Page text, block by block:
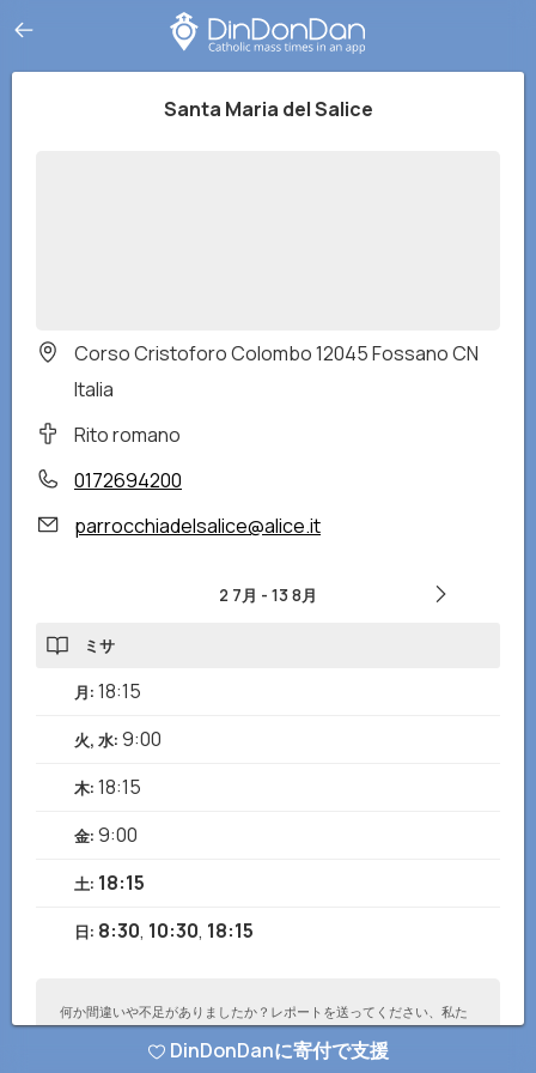
Santa Maria del Salice
Corso Cristoforo Colombo 12045 Fossano CN
Italia
Rito romano
0172694200
parrocchiadelsalice@alice.it
2 7月 - 13 8月
ミサ
月: 18:15
火, 水: 9:00
木: 18:15
金: 9:00
土: 18:15
日: 8:30, 10:30, 18:15
何か間違いや不足がありましたか？レポートを送ってください、私た
ちはすぐに修正します！
DinDonDanに寄付で支援